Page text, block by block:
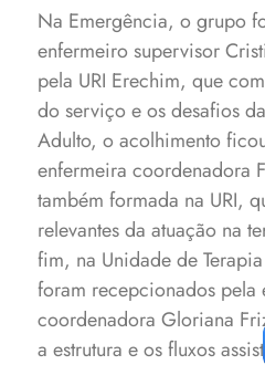
Na Emergência, o grupo
enfermeiro supervisor
pela URI Erechim, que
do serviço e os desafios
Adulto, o acolhimento
enfermeira coordenadora
também formada na URI,
relevantes da atuação na
fim, na Unidade de
foram recepcionados pela
coordenadora Gloriana
a estrutura e os fluxos